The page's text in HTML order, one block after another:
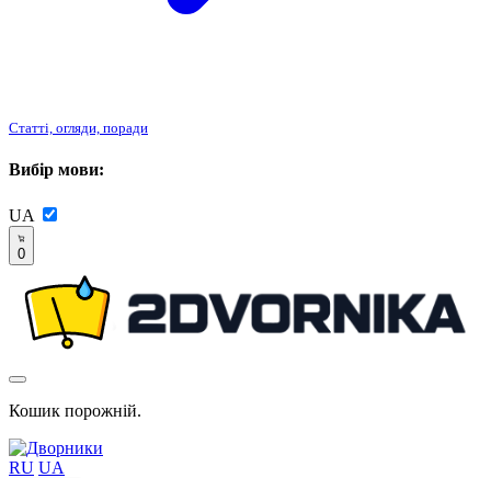
Статті, огляди, поради
Вибір мови:
UA
0
Кошик порожній.
RU UA